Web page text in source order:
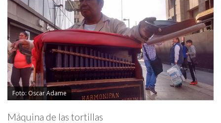
Foto: Oscar Adame
Máquina de las tortillas